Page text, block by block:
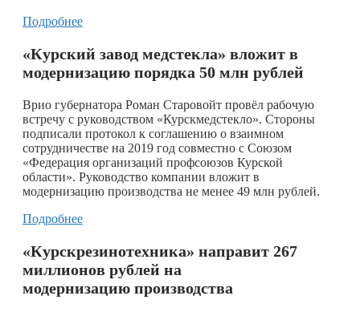
Подробнее
«Курский завод медстекла» вложит в
модернизацию порядка 50 млн рублей
Врио губернатора Роман Старовойт провёл рабочую
встречу с руководством «Курскмедстекло». Стороны
подписали протокол к соглашению о взаимном
сотрудничестве на 2019 год совместно с Союзом
«Федерация организаций профсоюзов Курской
области». Руководство компании вложит в
модернизацию производства не менее 49 млн рублей.
Подробнее
«Курскрезинотехника» направит 267
миллионов рублей на
модернизацию производства